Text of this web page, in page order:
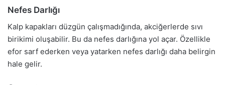
Nefes Darlığı
Kalp kapakları düzgün çalışmadığında, akciğerlerde sıvı
birikimi oluşabilir. Bu da nefes darlığına yol açar. Özellikle
efor sarf ederken veya yatarken nefes darlığı daha belirgin
hale gelir.